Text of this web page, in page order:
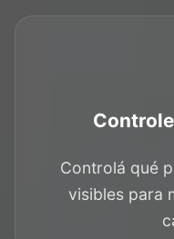
Controlá qué
visibles para